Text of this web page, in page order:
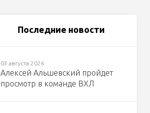
Последние новости
03 августа 2026
Алексей Альшевский пройдет
просмотр в команде ВХЛ